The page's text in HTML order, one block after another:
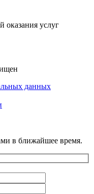
оказания услуг
данных
в ближайшее время.